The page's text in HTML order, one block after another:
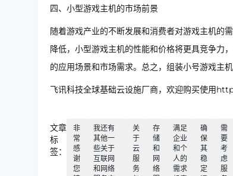
四、小型游戏主机的市场前景
随着游戏产业的不断发展和消费者对游戏主机的
降低，小型游戏主机的性能和价格将更具竞争力
的应用场景和市场需求。总之，组装小号游戏主
飞讯科技全球基础云设施厂商，欢迎购买使用
文章
标
签：
非
常
感
谢
您
我还有
其他一
些关于
互联网
和网络
关
于
云
服
务
存
储
和
网
络
满足
企业
和个
人的
需求
确
保
其
稳
定
需
要
考
虑
服